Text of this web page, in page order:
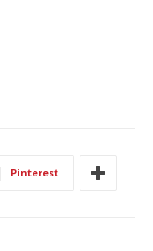
Pinterest